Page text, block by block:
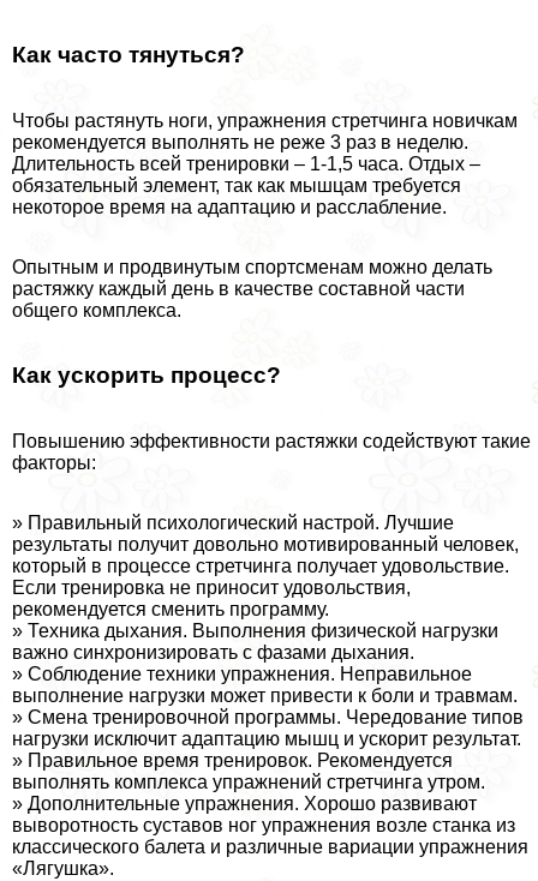
Как часто тянуться?
Чтобы растянуть ноги, упражнения стретчинга новичкам
рекомендуется выполнять не реже 3 раз в неделю.
Длительность всей тренировки – 1-1,5 часа. Отдых –
обязательный элемент, так как мышцам требуется
некоторое время на адаптацию и расслабление.
Опытным и продвинутым спортсменам можно делать
растяжку каждый день в качестве составной части
общего комплекса.
Как ускорить процесс?
Повышению эффективности растяжки содействуют такие
факторы:
» Правильный психологический настрой. Лучшие
результаты получит довольно мотивированный человек,
который в процессе стретчинга получает удовольствие.
Если тренировка не приносит удовольствия,
рекомендуется сменить программу.
» Техника дыхания. Выполнения физической нагрузки
важно синхронизировать с фазами дыхания.
» Соблюдение техники упражнения. Неправильное
выполнение нагрузки может привести к боли и травмам.
» Смена тренировочной программы. Чередование типов
нагрузки исключит адаптацию мышц и ускорит результат.
» Правильное время тренировок. Рекомендуется
выполнять комплекса упражнений стретчинга утром.
» Дополнительные упражнения. Хорошо развивают
выворотность суставов ног упражнения возле станка из
классического балета и различные вариации упражнения
«Лягушка».